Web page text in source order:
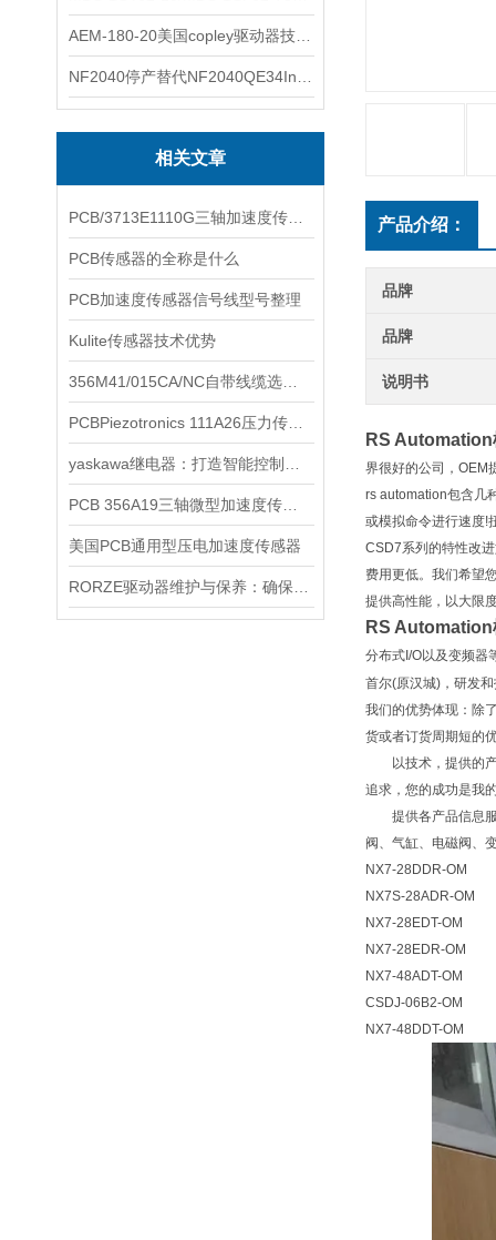
相关文章
PCB传感器的全称是什么
PCB加速度传感器信号线型号整理
Kulite传感器技术优势
美国PCB通用型压电加速度传感器
产品介绍：
品牌
品牌
说明书
RS Automation
界很好的公司，OEM
rs automation包含几
或模拟命令进行速度!
CSD7系列的特性改
费用更低。我们希望
提供高性能，以大限
RS Automation
分布式I/О以及变频器
首尔(原汉城)，研发
我们的优势体现：除
货或者订货周期短的
以技术，提供的产
追求，您的成功是我
提供各产品信息服
阀、气缸、电磁阀、
NX7-28DDR-OM
NX7S-28ADR-OM
NX7-28EDT-OM
NX7-28EDR-OM
NX7-48ADT-OM
CSDJ-06B2-OM
NX7-48DDT-OM